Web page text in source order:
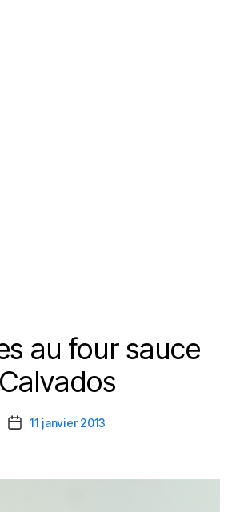
Catégories
au four sauce
Calvados
Date11 janvier 2013